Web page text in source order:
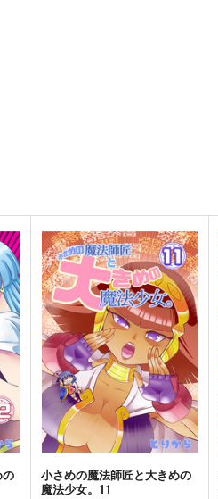
小さめの魔法師匠と大きめの
魔法少女。11